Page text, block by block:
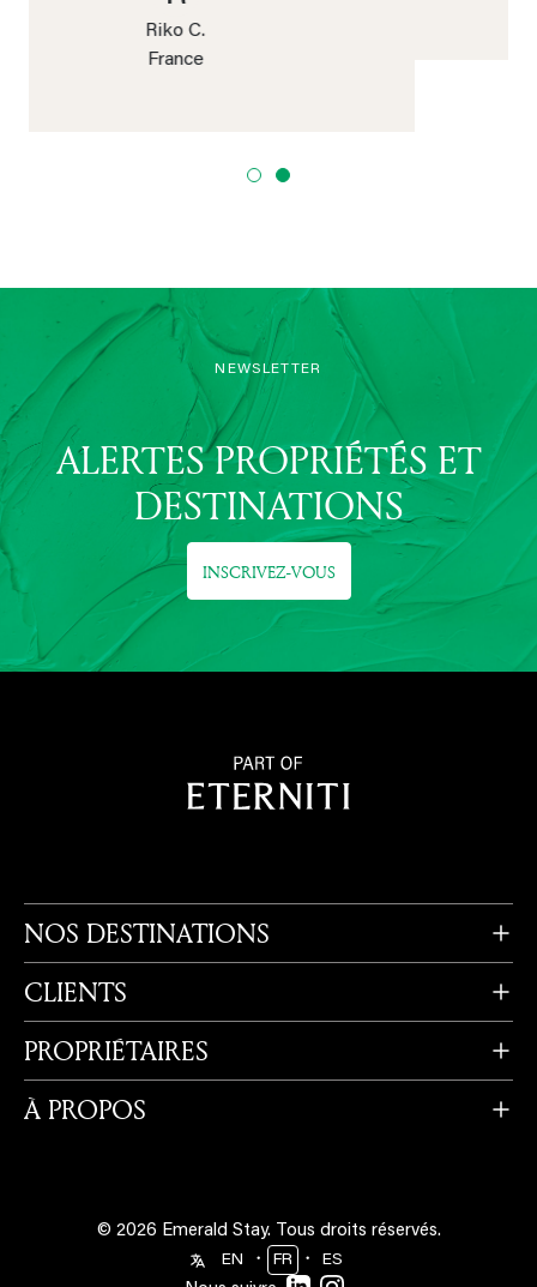
NEWSLETTER
ALERTES PROPRIÉTÉS ET
DESTINATIONS
INSCRIVEZ-VOUS
CLIENTS
PROPRIÉTAIRES
À PROPOS